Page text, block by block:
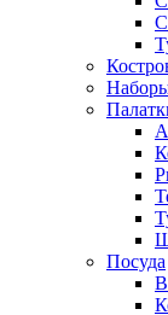
Посуда